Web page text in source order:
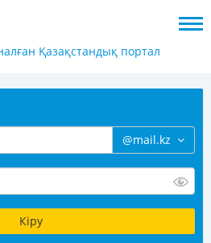
Қазақстандық портал
@mail.kz